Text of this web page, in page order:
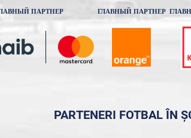
ПАРТНЕР ГЛАВНЫЙ ПАРТНЕР
PARTENERI FOTBAL ÎN